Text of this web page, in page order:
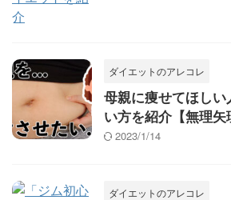
ダイエットのアレコレ
母親に痩せてほし
い方を紹介【無理矢
2023/1/14
ダイエットのアレコレ